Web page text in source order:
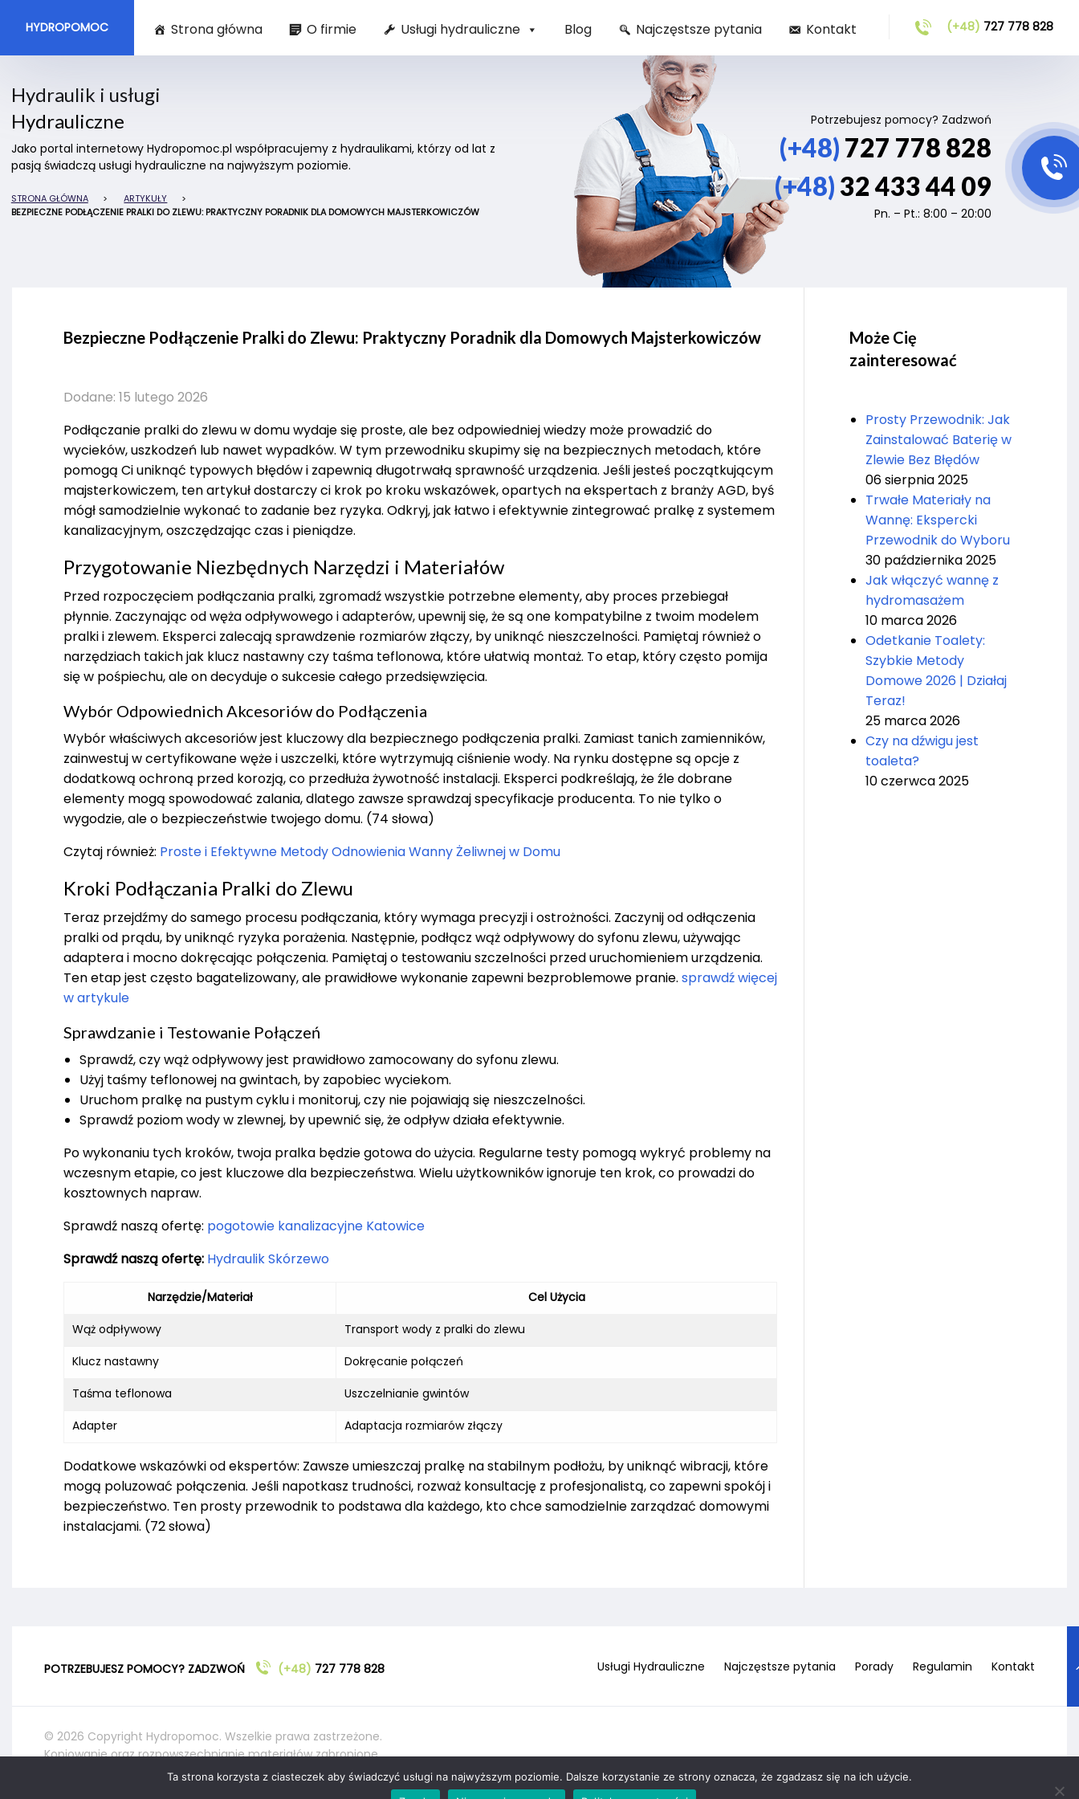
HYDROPOMOC (+48) 727 778 828
Strona główna O firmie Usługi hydrauliczne Blog Najczęstsze pytania Kontakt
Hydraulik i usługi
Hydrauliczne
Jako portal internetowy Hydropomoc.pl współpracujemy z hydraulikami, którzy od lat z
pasją świadczą usługi hydrauliczne na najwyższym poziomie.
STRONA GŁÓWNA > ARTYKUŁY
>
BEZPIECZNE PODŁĄCZENIE PRALKI DO ZLEWU: PRAKTYCZNY PORADNIK DLA DOMOWYCH MAJSTERKOWICZÓW
Potrzebujesz pomocy? Zadzwoń
(+48) 727 778 828
(+48) 32 433 44 09
Pn. – Pt.: 8:00 – 20:00
Bezpieczne Podłączenie Pralki do Zlewu: Praktyczny Poradnik dla Domowych Majsterkowiczów
Dodane: 15 lutego 2026
Podłączanie pralki do zlewu w domu wydaje się proste, ale bez odpowiedniej wiedzy może prowadzić do
wycieków, uszkodzeń lub nawet wypadków. W tym przewodniku skupimy się na bezpiecznych metodach, które
pomogą Ci uniknąć typowych błędów i zapewnią długotrwałą sprawność urządzenia. Jeśli jesteś początkującym
majsterkowiczem, ten artykuł dostarczy ci krok po kroku wskazówek, opartych na ekspertach z branży AGD, byś
mógł samodzielnie wykonać to zadanie bez ryzyka. Odkryj, jak łatwo i efektywnie zintegrować pralkę z systemem
kanalizacyjnym, oszczędzając czas i pieniądze.
Przygotowanie Niezbędnych Narzędzi i Materiałów
Przed rozpoczęciem podłączania pralki, zgromadź wszystkie potrzebne elementy, aby proces przebiegał
płynnie. Zaczynając od węża odpływowego i adapterów, upewnij się, że są one kompatybilne z twoim modelem
pralki i zlewem. Eksperci zalecają sprawdzenie rozmiarów złączy, by uniknąć nieszczelności. Pamiętaj również o
narzędziach takich jak klucz nastawny czy taśma teflonowa, które ułatwią montaż. To etap, który często pomija
się w pośpiechu, ale on decyduje o sukcesie całego przedsięwzięcia.
Wybór Odpowiednich Akcesoriów do Podłączenia
Wybór właściwych akcesoriów jest kluczowy dla bezpiecznego podłączenia pralki. Zamiast tanich zamienników,
zainwestuj w certyfikowane węże i uszczelki, które wytrzymują ciśnienie wody. Na rynku dostępne są opcje z
dodatkową ochroną przed korozją, co przedłuża żywotność instalacji. Eksperci podkreślają, że źle dobrane
elementy mogą spowodować zalania, dlatego zawsze sprawdzaj specyfikacje producenta. To nie tylko o
wygodzie, ale o bezpieczeństwie twojego domu. (74 słowa)
Czytaj również: Proste i Efektywne Metody Odnowienia Wanny Żeliwnej w Domu
Kroki Podłączania Pralki do Zlewu
Teraz przejdźmy do samego procesu podłączania, który wymaga precyzji i ostrożności. Zaczynij od odłączenia
pralki od prądu, by uniknąć ryzyka porażenia. Następnie, podłącz wąż odpływowy do syfonu zlewu, używając
adaptera i mocno dokręcając połączenia. Pamiętaj o testowaniu szczelności przed uruchomieniem urządzenia.
Ten etap jest często bagatelizowany, ale prawidłowe wykonanie zapewni bezproblemowe pranie. sprawdź więcej
w artykule
Sprawdzanie i Testowanie Połączeń
Sprawdź, czy wąż odpływowy jest prawidłowo zamocowany do syfonu zlewu.
Użyj taśmy teflonowej na gwintach, by zapobiec wyciekom.
Uruchom pralkę na pustym cyklu i monitoruj, czy nie pojawiają się nieszczelności.
Sprawdź poziom wody w zlewnej, by upewnić się, że odpływ działa efektywnie.
Po wykonaniu tych kroków, twoja pralka będzie gotowa do użycia. Regularne testy pomogą wykryć problemy na
wczesnym etapie, co jest kluczowe dla bezpieczeństwa. Wielu użytkowników ignoruje ten krok, co prowadzi do
kosztownych napraw.
Sprawdź naszą ofertę: pogotowie kanalizacyjne Katowice
Sprawdź naszą ofertę: Hydraulik Skórzewo
Narzędzie/Materiał
Cel Użycia
Wąż odpływowy
Transport wody z pralki do zlewu
Klucz nastawny
Dokręcanie połączeń
Taśma teflonowa
Uszczelnianie gwintów
Adapter
Adaptacja rozmiarów złączy
Dodatkowe wskazówki od ekspertów: Zawsze umieszczaj pralkę na stabilnym podłożu, by uniknąć wibracji, które
mogą poluzować połączenia. Jeśli napotkasz trudności, rozważ konsultację z profesjonalistą, co zapewni spokój i
bezpieczeństwo. Ten prosty przewodnik to podstawa dla każdego, kto chce samodzielnie zarządzać domowymi
instalacjami. (72 słowa)
Może Cię
zainteresować
Prosty Przewodnik: Jak
Zainstalować Baterię w
Zlewie Bez Błędów
06 sierpnia 2025
Trwałe Materiały na
Wannę: Ekspercki
Przewodnik do Wyboru
30 października 2025
Jak włączyć wannę z
hydromasażem
10 marca 2026
Odetkanie Toalety:
Szybkie Metody
Domowe 2026 | Działaj
Teraz!
25 marca 2026
Czy na dźwigu jest
toaleta?
10 czerwca 2025
POTRZEBUJESZ POMOCY? ZADZWOŃ (+48) 727 778 828 Usługi Hydrauliczne Najczęstsze pytania Porady Regulamin Kontakt
© 2026 Copyright Hydropomoc. Wszelkie prawa zastrzeżone.
Kopiowanie oraz rozpowszechnianie materiałów zabronione.
Ta strona korzysta z ciasteczek aby świadczyć usługi na najwyższym poziomie. Dalsze korzystanie ze strony oznacza, że zgadzasz się na ich użycie.